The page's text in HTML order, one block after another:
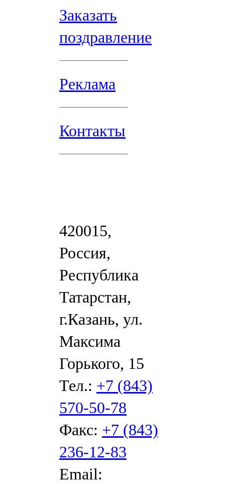
Заказать
поздравление
Реклама
Контакты
420015,
Россия,
Республика
Татарстан,
г.Казань, ул.
Максима
Горького, 15
Тел.: +7 (843)
570-50-78
Факс: +7 (843)
236-12-83
Email: